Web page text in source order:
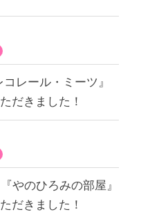
レール・ミーツ』
だきました！
やのひろみの部屋』
だきました！